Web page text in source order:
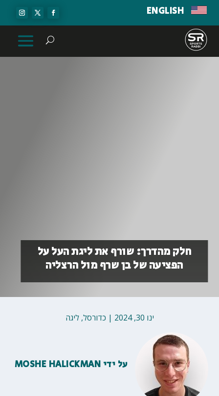
ENGLISH
חלק מהדרך: שורף את ליגת העל על
הפציעה של בן שרף מול הרצליה
ינו 30, 2024 | כדורסל,ליגה
על ידי MOSHE HALICKMAN